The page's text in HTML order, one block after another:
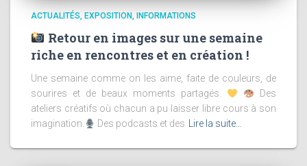
ACTUALITÉS EXPOSITION INFORMATIONS
Retour en images sur une semaine
riche en rencontres et en création !
Une semaine comme on les aime, faite de couleurs, de
sourires et de beaux moments partagés.
Des
ateliers créatifs où chacun a pu laisser libre cours à son
imagination.
Des podcasts et des Lire la suite…